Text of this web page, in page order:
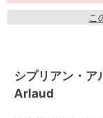
こ
シプリアン・
Arlaud